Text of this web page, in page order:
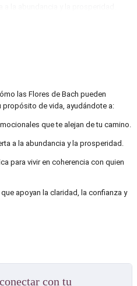
apoyan la claridad, la confianza y el
enseñanzas del Dr. Edward Bach.
y bienestar emocional.
y prosperidad.
Flores de Bach en tu vida diaria.
las Flores de Bach pueden guiarte
experimentes y comiences a dar
las Flores de Bach pueden
propósito de vida, ayudándote a:
que te alejan de tu camino.
a la abundancia y la prosperidad.
para vivir en coherencia con quien
apoyan la claridad, la confianza y
con tu